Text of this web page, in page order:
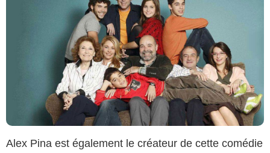
Alex Pina est également le créateur de cette comédie